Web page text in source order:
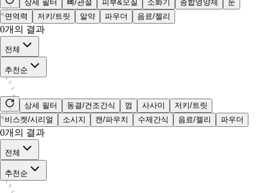
상세 필터 뼈/관절 피부&모질 소화기 종합영양제
눈
면역력
저키/트릿 알약 파우더 음료/젤리
0개의 결과
전체
추천순
상세 필터 동결/건조간식 껌 사사미
저키/트릿
비스켓/시리얼
소시지 캔/파우치 수제간식 음료/젤리 파우더
0개의 결과
전체
추천순